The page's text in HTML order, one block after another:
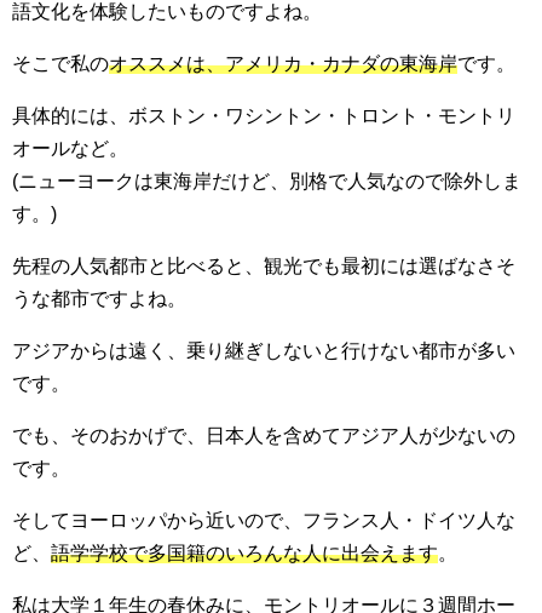
語文化を体験したいものですよね。
そこで私のオススメは、アメリカ・カナダの東海岸です。
具体的には、ボストン・ワシントン・トロント・モントリ
オールなど。
(ニューヨークは東海岸だけど、別格で人気なので除外しま
す。)
先程の人気都市と比べると、観光でも最初には選ばなさそ
うな都市ですよね。
アジアからは遠く、乗り継ぎしないと行けない都市が多い
です。
でも、そのおかげで、日本人を含めてアジア人が少ないの
です。
そしてヨーロッパから近いので、フランス人・ドイツ人な
ど、 語学学校で多国籍のいろんな人に出会えます。
私は大学１年生の春休みに、モントリオールに３週間ホー